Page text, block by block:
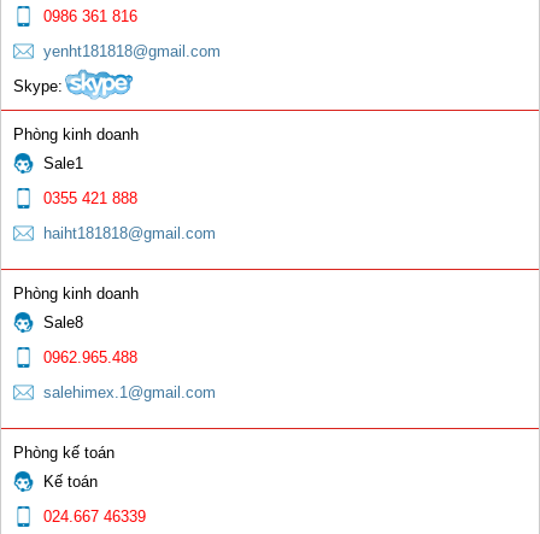
Que hàn gang Ni98
0986 361 816
yenht181818@gmail.com
Skype:
Phòng kinh doanh
Sale1
0355 421 888
haiht181818@gmail.com
Phòng kinh doanh
Sale8
0962.965.488
salehimex.1@gmail.com
Phòng kế toán
Kế toán
024.667 46339